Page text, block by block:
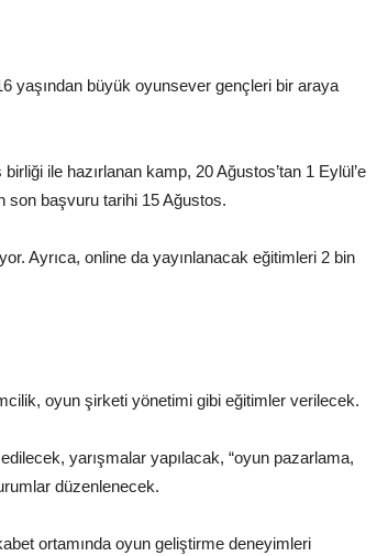
yaşından büyük oyunsever gençleri bir araya
ile hazırlanan kamp, 20 Ağustos’tan 1 Eylül’e
son başvuru tarihi 15 Ağustos.
Ayrıca, online da yayınlanacak eğitimleri 2 bin
oyun şirketi yönetimi gibi eğitimler verilecek.
yarışmalar yapılacak, “oyun pazarlama,
düzenlenecek.
ortamında oyun geliştirme deneyimleri